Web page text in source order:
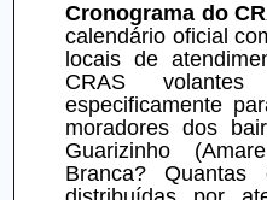
Cronograma do
calendário oficial
locais de
CRAS
especificamente
moradores dos
Guarizinho
Branca? Quantas